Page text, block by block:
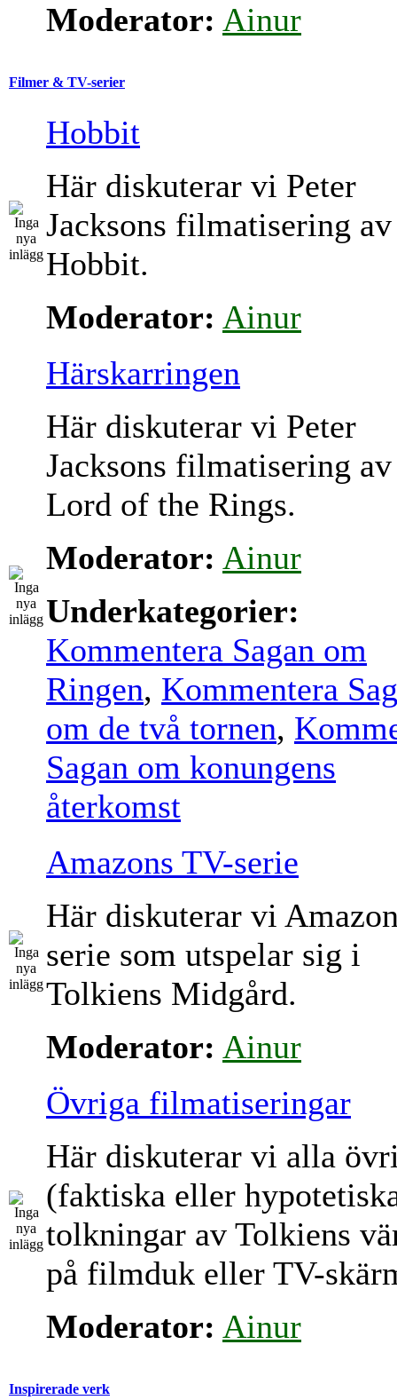
Moderator: Ainur
Filmer & TV-serier
Hobbit
Här diskuterar vi Peter
Jacksons filmatisering
Hobbit.
Moderator: Ainur
Härskarringen
Här diskuterar vi Peter
Jacksons filmatisering
Lord of the Rings.
Moderator: Ainur
Underkategorier:
Kommentera Sagan om
Ringen, Kommentera
om de två tornen,
Sagan om konungens
återkomst
Amazons TV-serie
Här diskuterar vi
serie som utspelar sig i
Tolkiens Midgård.
Moderator: Ainur
Övriga filmatiseringar
Här diskuterar vi alla
(faktiska eller
tolkningar av Tolkiens
på filmduk eller TV-
Moderator: Ainur
Inspirerade verk